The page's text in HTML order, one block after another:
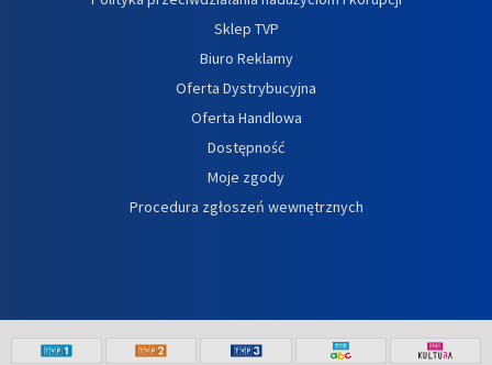
Sklep TVP
Biuro Reklamy
Oferta Dystrybucyjna
Oferta Handlowa
Dostępność
Moje zgody
Procedura zgłoszeń wewnętrznych